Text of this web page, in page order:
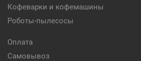
Кофеварки и кофемашины
Роботы-пылесосы
Оплата
Самовывоз